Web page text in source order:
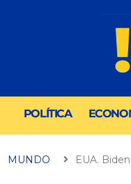
POLÍTICA
MUNDO EUA.